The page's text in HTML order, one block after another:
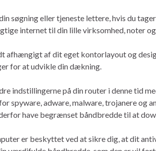
søgning eller tjeneste lettere, hvis du
internet til din lille virksomhed, noter
af dit eget kontorlayout og
for at udvikle din dækning.
indstillingerne på din router i denne tid
spyware, adware, malware, trojanere og
have begrænset båndbredde til at
er beskyttet ved at sikre dig, at dit